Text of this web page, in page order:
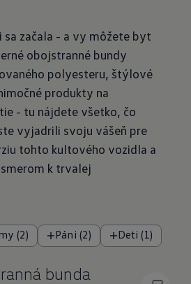
sa začala - a vy môžete byt
obojstranné bundy
polyesteru, štýlové
produkty na
- tu nájdete všetko, čo
vyjadrili svoju vášeň pre
tohto kultového vozidla a
k trvalej
(2) Páni (2) Deti (1)
bunda